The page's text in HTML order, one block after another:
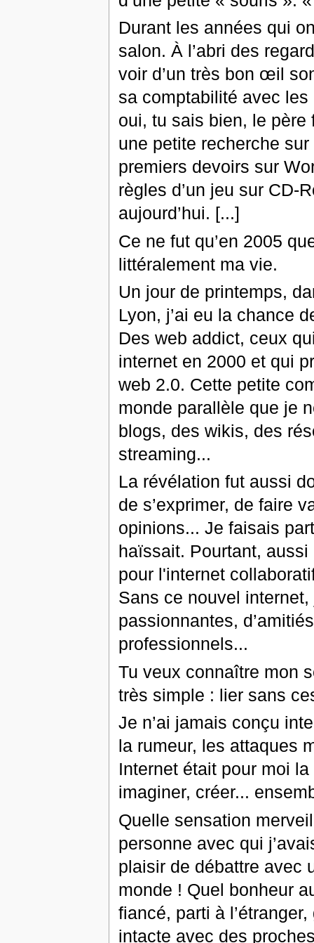
Durant les années qui
salon. À l’abri des
voir d’un très bon œil
sa comptabilité avec
oui, tu sais bien, le
une petite recherche
premiers devoirs sur
règles d’un jeu sur CD-
aujourd’hui. [...]
Ce ne fut qu’en 2005
littéralement ma vie.
Un jour de printemps,
Lyon, j’ai eu la chance
Des web addict, ceux
internet en 2000 et qui
web 2.0. Cette petite
monde parallèle que je
blogs, des wikis, des
streaming...
La révélation fut aussi
de s’exprimer, de faire
opinions... Je faisais
haïssait. Pourtant,
pour l'internet
Sans ce nouvel
passionnantes,
professionnels...
Tu veux connaître mon
très simple : lier sans
Je n’ai jamais conçu
la rumeur, les attaques
Internet était pour moi
imaginer, créer...
Quelle sensation
personne avec qui
plaisir de débattre avec
monde ! Quel bonheur
fiancé, parti à
intacte avec des